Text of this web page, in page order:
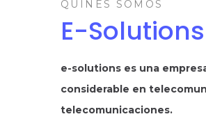
QUINES SOMOS
E-Solutions
e-solutions es una
considerable en
telecomunicaciones.